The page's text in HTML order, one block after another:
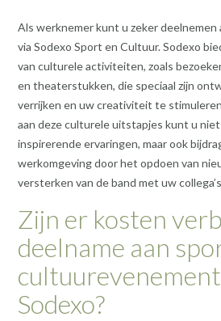
Als werknemer kunt u zeker
via Sodexo Sport en Cultuur. Sodexo
van culturele activiteiten, zoals
en theaterstukken, die speciaal zijn
verrijken en uw creativiteit te
aan deze culturele uitstapjes kunt u
inspirerende ervaringen, maar ook
werkomgeving door het opdoen van
versterken van de band met uw
Zijn er kosten
deelname aan
Sodexo?